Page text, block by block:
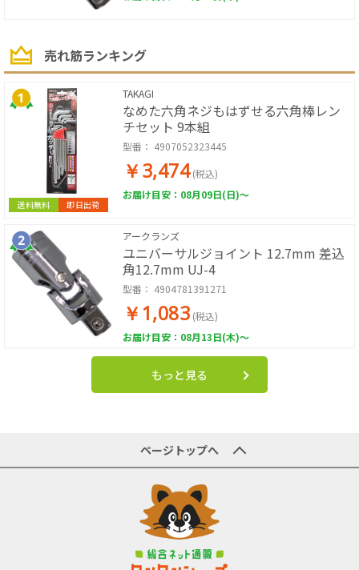
売れ筋ランキング
送料無料 即日出荷
TAKAGI
なめた六角ネジもはずせる六角棒レン
チセット 9本組
型番： 4907052323445
￥3,474 (税込)
お届け目安：08月09日(日)～
アークランズ
ユニバーサルジョイント 12.7mm 差込
角12.7mm UJ-4
型番： 4904781391271
￥1,083 (税込)
お届け目安：08月13日(木)～
もっと見る
ページトップへ